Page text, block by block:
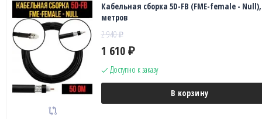
Кабельная сборка 5D-FB (FME-female - Null),
метров
2 940₽
1 610 ₽
Доступно к заказу
В корзину